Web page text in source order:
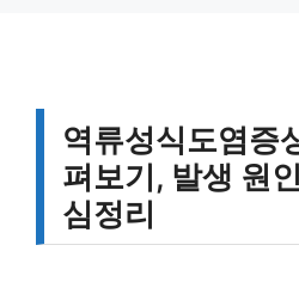
역류성식도염증
펴보기, 발생 원
심정리